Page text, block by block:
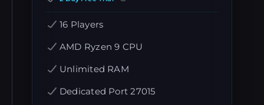
16 Players
AMD Ryzen 9 CPU
Unlimited RAM
Dedicated Port 27015